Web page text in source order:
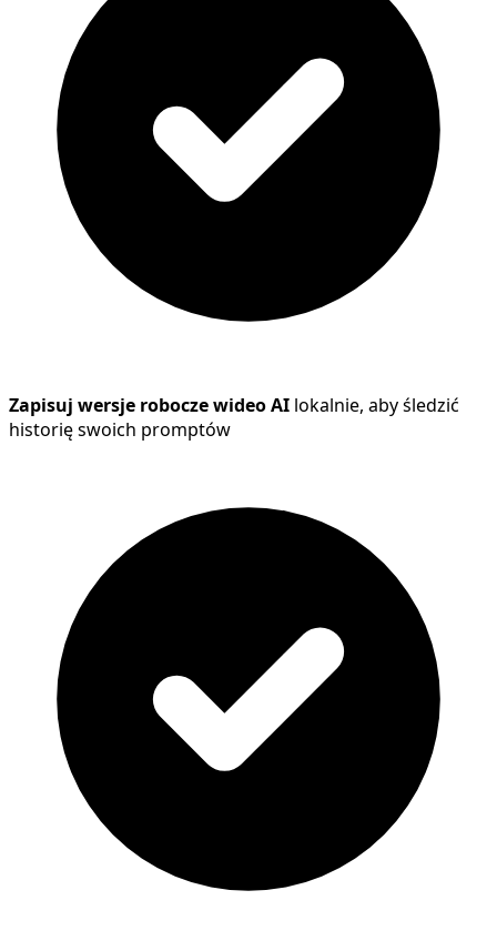
Zapisuj wersje robocze wideo AI lokalnie, aby śledzić
historię swoich promptów